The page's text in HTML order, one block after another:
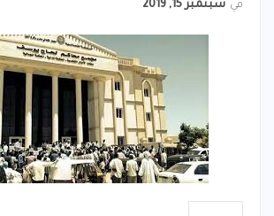
في سبتمبر 15, 2019